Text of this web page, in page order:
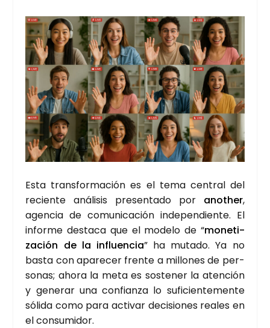
Esta trans­for­ma­ción es el tema cen­tral del
recien­te aná­li­sis pre­sen­ta­do por another,
agen­cia de comu­ni­ca­ción inde­pen­dien­te. El
infor­me des­ta­ca que el mode­lo de “mone­ti­
za­ción de la influen­cia” ha muta­do. Ya no
bas­ta con apa­re­cer fren­te a millo­nes de per­
so­nas; aho­ra la meta es sos­te­ner la aten­ción
y gene­rar una con­fian­za lo sufi­cien­te­men­te
sóli­da como para acti­var deci­sio­nes reales en
el con­su­mi­dor.